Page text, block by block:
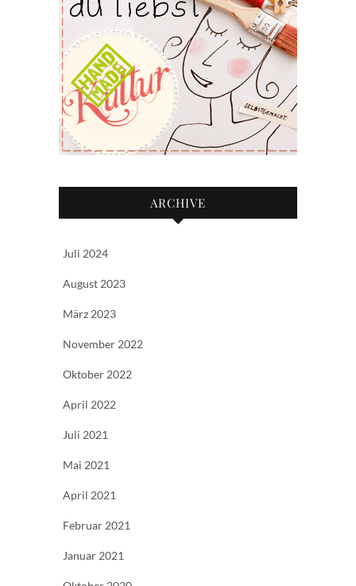
ARCHIVE
Juli 2024
August 2023
März 2023
November 2022
Oktober 2022
April 2022
Juli 2021
Mai 2021
April 2021
Februar 2021
Januar 2021